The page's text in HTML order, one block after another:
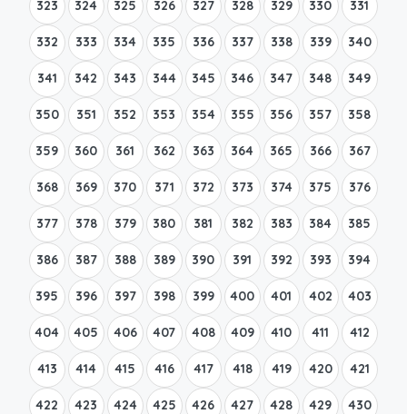
323 324 325 326 327 328 329 330 331
332 333 334 335 336 337 338 339 340
341 342 343 344 345 346 347 348 349
350 351 352 353 354 355 356 357 358
359 360 361 362 363 364 365 366 367
368 369 370 371 372 373 374 375 376
377 378 379 380 381 382 383 384 385
386 387 388 389 390 391 392 393 394
395 396 397 398 399 400 401 402 403
404 405 406 407 408 409 410 411 412
413 414 415 416 417 418 419 420 421
422 423 424 425 426 427 428 429 430